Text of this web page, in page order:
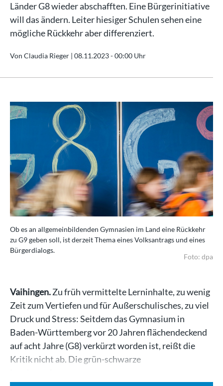
Länder G8 wieder abschafften. Eine Bürgerinitiative
will das ändern. Leiter hiesiger Schulen sehen eine
mögliche Rückkehr aber differenziert.
Von Claudia Rieger | 08.11.2023 - 00:00 Uhr
Ob es an allgemeinbildenden Gymnasien im Land eine Rückkehr
zu G9 geben soll, ist derzeit Thema eines Volksantrags und eines
Bürgerdialogs.
Foto: dpa
Vaihingen.Zu früh vermittelte Lerninhalte, zu wenig
Zeit zum Vertiefen und für Außerschulisches, zu viel
Druck und Stress: Seitdem das Gymnasium in
Baden-Württemberg vor 20 Jahren flächendeckend
auf acht Jahre (G8) verkürzt worden ist, reißt die
Kritik nicht ab. Die grün-schwarze